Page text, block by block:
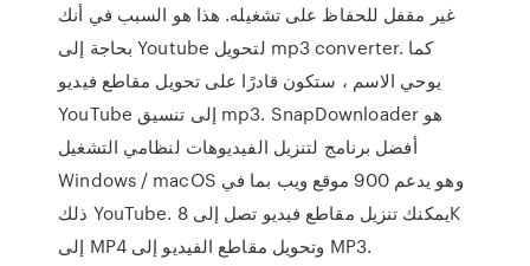
غير مقفل للحفاظ على تشغيله. هذا هو السبب في أنك
بحاجة إلى Youtube لتحويل mp3 converter. كما
يوحي الاسم ، ستكون قادرًا على تحويل مقاطع فيديو
YouTube إلى تنسيق mp3. SnapDownloader هو
أفضل برنامج لتنزيل الفيديوهات لنظامي التشغيل
Windows / macOS وهو يدعم 900 موقع ويب بما في
ذلك YouTube. يمكنك تنزيل مقاطع فيديو تصل إلى 8K
إلى MP4 وتحويل مقاطع الفيديو إلى MP3.